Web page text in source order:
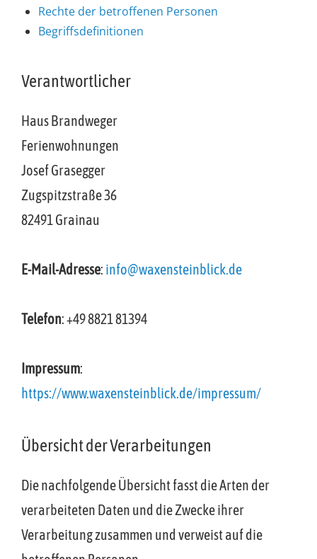
Rechte der betroffenen Personen
Begriffsdefinitionen
Verantwortlicher
Haus Brandweger
Ferienwohnungen
Josef Grasegger
Zugspitzstraße 36
82491 Grainau
E-Mail-Adresse: info@waxensteinblick.de
Telefon: +49 8821 81394
Impressum:
https://www.waxensteinblick.de/impressum/
Übersicht der Verarbeitungen
Die nachfolgende Übersicht fasst die Arten der
verarbeiteten Daten und die Zwecke ihrer
Verarbeitung zusammen und verweist auf die